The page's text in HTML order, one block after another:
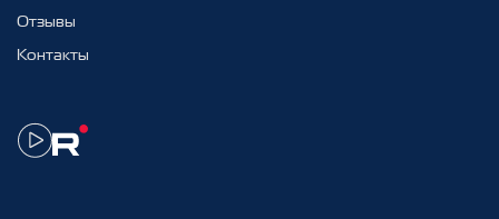
Отзывы
Контакты